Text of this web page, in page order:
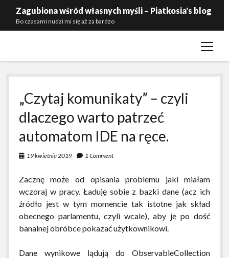
Zagubiona wśród własnych myśli – Piatkosia's blog
Bo czasami nudzi mi się aż za bardzo
open
Zaproś mnie do siebie
„Czytaj komunikaty” – czyli
dlaczego warto patrzeć
automatom IDE na ręce.
19 kwietnia 2019 1 Comment
Zacznę może od opisania problemu jaki miałam
wczoraj w pracy. Ładuję sobie z bazki dane (acz ich
źródło jest w tym momencie tak istotne jak skład
obecnego parlamentu, czyli wcale), aby je po dość
banalnej obróbce pokazać użytkownikowi.
Dane wynikowe lądują do ObservableCollection